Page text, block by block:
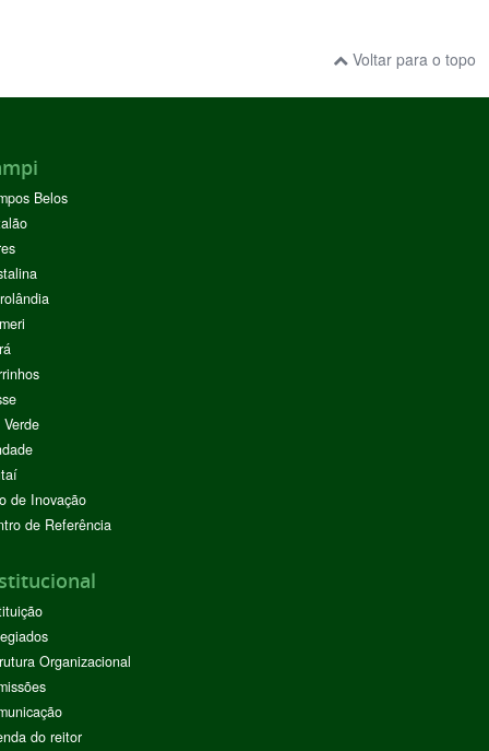
Voltar para o topo
Belos
de Inovação
de Referência
Organizacional
do reitor